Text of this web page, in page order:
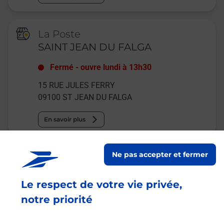
Le respect de votre vie privée,
notre priorité
Ne pas accepter et fermer
La Poste
SAINT JEAN DU FALGA
Fermé -ouvre lundi à 13h30
15 RUE JULES FERRY
09100 ST JEAN DU FALGA
En savoir plus
Malin !
La Poste
en ligne